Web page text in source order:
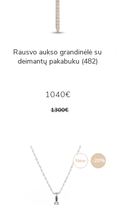
Rausvo aukso grandinėlė su
deimantų pakabuku (482)
1040€
1300€
-20%
New